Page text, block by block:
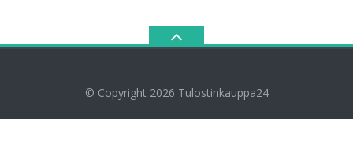
© Copyright 2026 Tulostinkauppa24